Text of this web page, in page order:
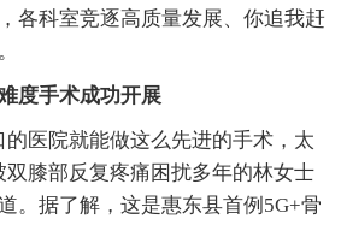
各科室竞逐高质量发展、你追我赶
度手术成功开展
医院就能做这么先进的手术，太
双膝部反复疼痛困扰多年的林女士
。据了解，这是惠东县首例5G+骨